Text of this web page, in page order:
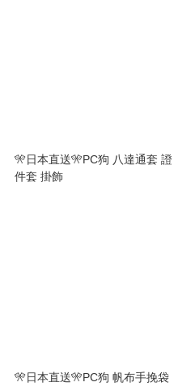
🎌日本直送🎌PC狗 八達通套 證
件套 掛飾
🎌日本直送🎌PC狗 帆布手挽袋